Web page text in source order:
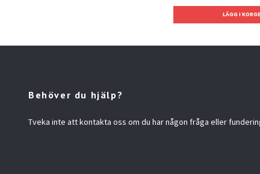
Behöver du hjälp?
Tveka inte att kontakta oss om du har någon fråga eller